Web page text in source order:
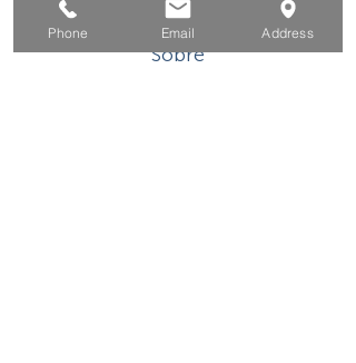
Eventos
Sobre
Phone Email Address